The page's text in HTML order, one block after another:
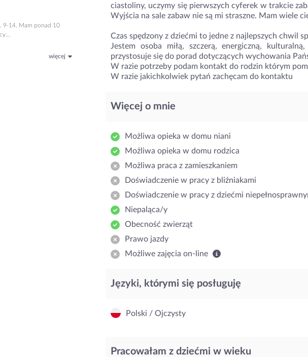
9-14. Mam ponad 10
więcej
ciastoliny, uczymy się pierwszych cyferek w trakcie
Wyjścia na sale zabaw nie są mi straszne. Mam wiele
Czas spędzony z dziećmi to jedne z najlepszych chwil
Jestem osoba miłą, szczerą, energiczną,
przystosuje się do porad dotyczących wychowania
W razie potrzeby podam kontakt do rodzin którym
W razie jakichkolwiek pytań zachęcam do kontaktu
Więcej o mnie
Możliwa opieka w domu niani
Możliwa opieka w domu rodzica
Możliwa praca z zamieszkaniem
Doświadczenie w pracy z bliźniakami
Doświadczenie w pracy z dziećmi
Niepaląca/y
Obecność zwierząt
Prawo jazdy
Możliwe zajęcia on-line
Języki, którymi się posługuję
Polski / Ojczysty
Pracowałam z dziećmi w wieku